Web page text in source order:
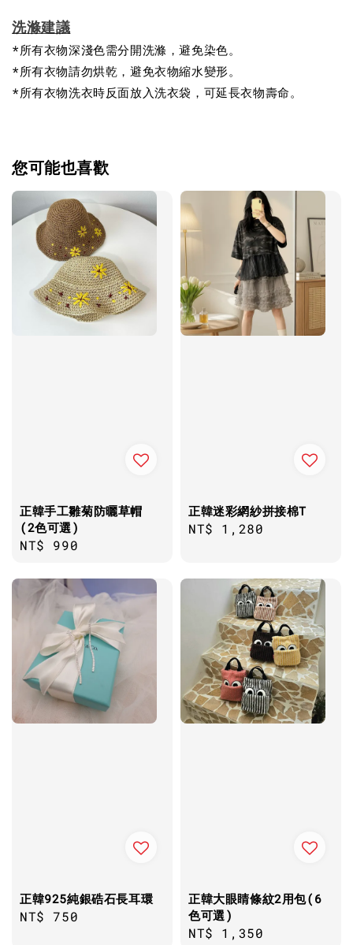
洗滌建議
*所有衣物深淺色需分開洗滌，避免染色。
*所有衣物請勿烘乾，避免衣物縮水變形。
*所有衣物洗衣時反面放入洗衣袋，可延長衣物壽命。
您可能也喜歡
正韓手工雛菊防曬草帽
(2色可選)
Regular
NT$ 990
正韓迷彩網紗拼接棉T
Regular
NT$ 1,280
正韓925純銀硞石長耳環
Regular
NT$ 750
正韓大眼睛條紋2用包(6
色可選)
Regular
NT$ 1,350